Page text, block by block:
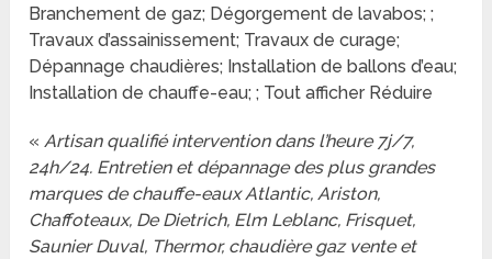
Branchement de gaz; Dégorgement de lavabos; ;
Travaux d’assainissement; Travaux de curage;
Dépannage chaudières; Installation de ballons d’eau;
Installation de chauffe-eau; ; Tout afficher Réduire
«Artisan qualifié intervention dans l’heure 7j/7,
24h/24. Entretien et dépannage des plus grandes
marques de chauffe-eaux Atlantic, Ariston,
Chaffoteaux, De Dietrich, Elm Leblanc, Frisquet,
Saunier Duval, Thermor, chaudière gaz vente et